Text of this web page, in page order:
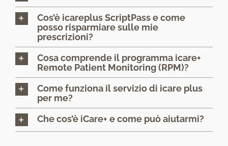
Cos’è icareplus ScriptPass e come
posso risparmiare sulle mie
prescrizioni?
Cosa comprende il programma icare+
Remote Patient Monitoring (RPM)?
Come funziona il servizio di icare plus
per me?
Che cos’è iCare+ e come può aiutarmi?